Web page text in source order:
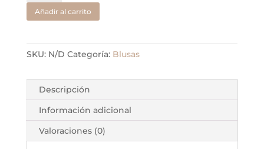
cantidad
Añadir al carrito
SKU: N/D Categoría: Blusas
Descripción
Información adicional
Valoraciones (0)